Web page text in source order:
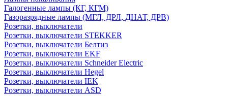
Галогенные лампы (КГ, КГМ)
Газоразрядные лампы (МГЛ, ДРЛ, ДНАТ, ДРВ)
Розетки, выключатели
Розетки, выключатели STEKKER
Розетки, выключатели Белтиз
Розетки, выключатели EKF
Розетки, выключатели Schneider Electric
Розетки, выключатели Hegel
Розетки, выключатели IEK
Розетки, выключатели ASD